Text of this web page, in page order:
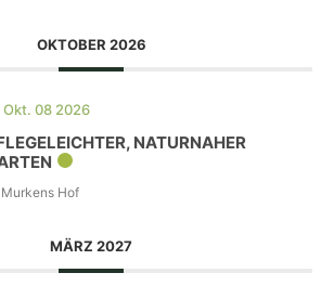
OKTOBER 2026
Okt. 08 2026
NATURNAHER
Murkens Hof
MÄRZ 2027